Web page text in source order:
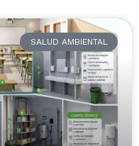
SALUD AMBIENTAL